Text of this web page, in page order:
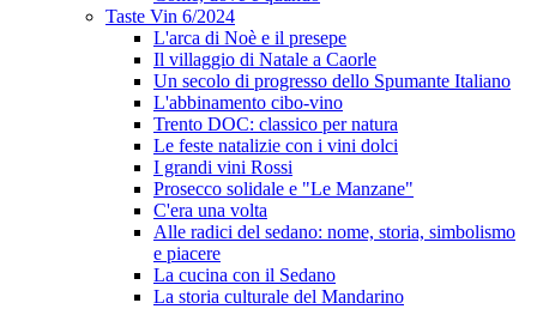
Taste Vin 6/2024
L'arca di Noè e il presepe
Il villaggio di Natale a Caorle
Un secolo di progresso dello Spumante Italiano
L'abbinamento cibo-vino
Trento DOC: classico per natura
Le feste natalizie con i vini dolci
I grandi vini Rossi
Prosecco solidale e "Le Manzane"
C'era una volta
Alle radici del sedano: nome, storia, simbolismo
e piacere
La cucina con il Sedano
La storia culturale del Mandarino